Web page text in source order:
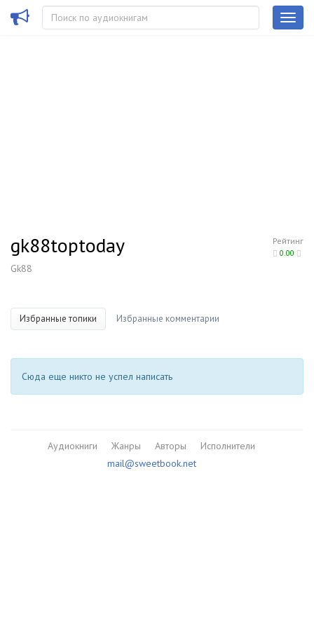
Рейтинг
0.00
gk88toptoday
Gk88
Избранные топики Избранные комментарии
Сюда еще никто не успел написать
Аудиокниги Жанры Авторы
Исполнители
mail@sweetbook.net